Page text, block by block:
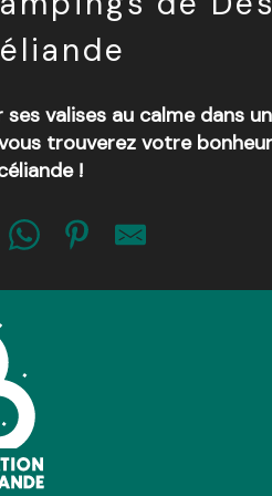
valises au calme dans
trouverez votre
!